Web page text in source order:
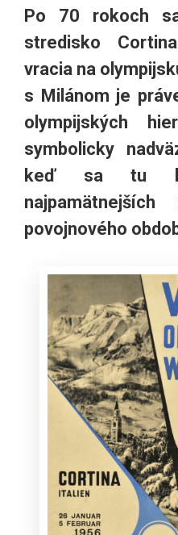
Po 70 rokoch
stredisko
vracia na
s Milánom je
olympijských
symbolicky
keď sa tu
najpamätnejších
povojnového